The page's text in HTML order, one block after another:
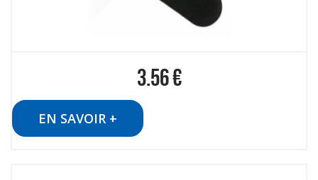
3.56€
EN SAVOIR +